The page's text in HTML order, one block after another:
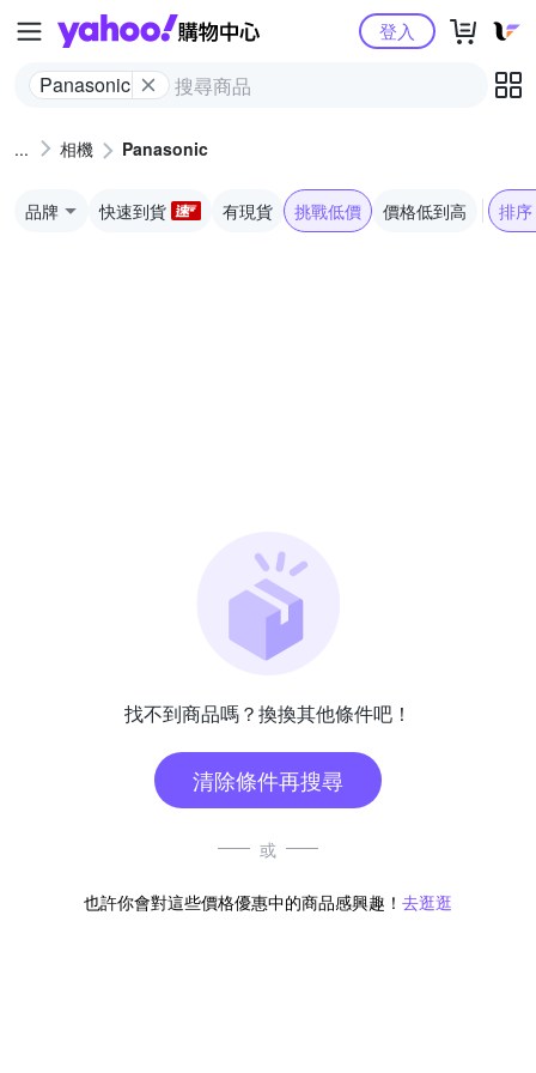
Yahoo購物中心
Panasonic
登入
相機 Panasonic
品牌 快速到貨 有現貨 挑戰低價 價格低到高 排序
找不到商品嗎？換換其他條件吧！
清除條件再搜尋
或
也許你會對這些價格優惠中的商品感興趣！ 去逛逛